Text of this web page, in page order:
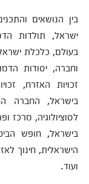
בין הנושאים
ישראל, תולדות
בעולם, כלכלת
וחברה, יסודות
זכויות האזרח,
בישראל, החברה
לסוציולוגיה, מרכז
בישראל, חופש
הישראלית, חינוך
ועוד.